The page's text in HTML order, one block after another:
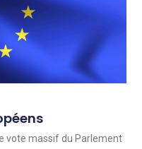
vote massif du Parlement